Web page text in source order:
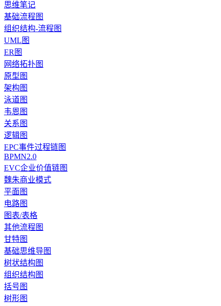
思维笔记
基础流程图
组织结构-流程图
UML图
ER图
网络拓扑图
原型图
架构图
泳道图
韦恩图
关系图
逻辑图
EPC事件过程链图
BPMN2.0
EVC企业价值链图
魏朱商业模式
平面图
电路图
图表/表格
其他流程图
甘特图
基础思维导图
树状结构图
组织结构图
括号图
树形图